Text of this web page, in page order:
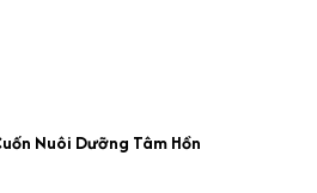
Nuôi Dưỡng Tâm Hồn